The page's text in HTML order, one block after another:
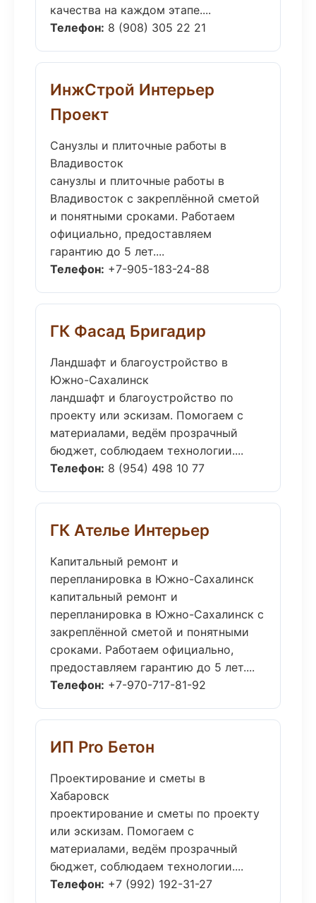
качества на каждом этапе....
Телефон: 8 (908) 305 22 21
ИнжСтрой Интерьер
Проект
Санузлы и плиточные работы в
Владивосток
санузлы и плиточные работы в
Владивосток с закреплённой сметой
и понятными сроками. Работаем
официально, предоставляем
гарантию до 5 лет....
Телефон: +7-905-183-24-88
ГК Фасад Бригадир
Ландшафт и благоустройство в
Южно-Сахалинск
ландшафт и благоустройство по
проекту или эскизам. Помогаем с
материалами, ведём прозрачный
бюджет, соблюдаем технологии....
Телефон: 8 (954) 498 10 77
ГК Ателье Интерьер
Капитальный ремонт и
перепланировка в Южно-Сахалинск
капитальный ремонт и
перепланировка в Южно-Сахалинск с
закреплённой сметой и понятными
сроками. Работаем официально,
предоставляем гарантию до 5 лет....
Телефон: +7-970-717-81-92
ИП Pro Бетон
Проектирование и сметы в
Хабаровск
проектирование и сметы по проекту
или эскизам. Помогаем с
материалами, ведём прозрачный
бюджет, соблюдаем технологии....
Телефон: +7 (992) 192-31-27